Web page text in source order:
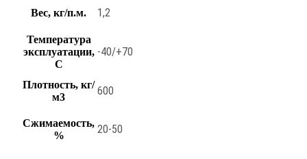
Вес, кг/п.м. 1,2
Температура
эксплуатации,
С
-40/+70
Плотность, кг/
м3
600
Сжимаемость,
%
20-50